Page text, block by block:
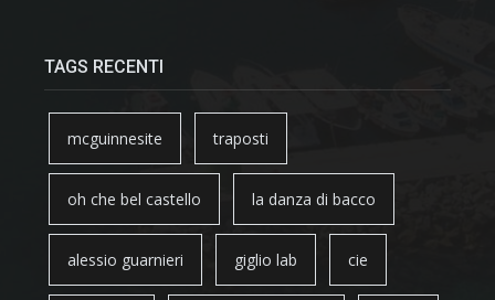
TAGS RECENTI
mcguinnesite traposti
oh che bel castello la danza di bacco
alessio guarnieri giglio lab cie